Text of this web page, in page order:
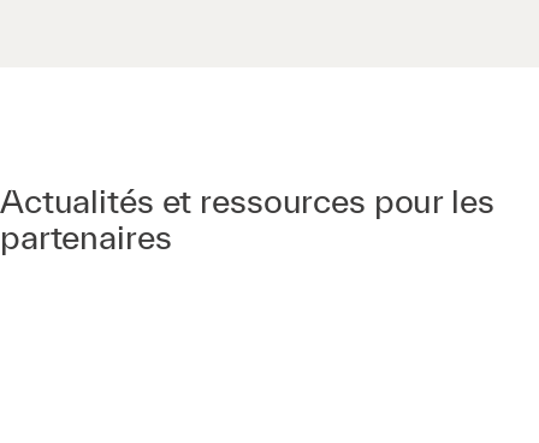
Actualités et ressources pour les
partenaires